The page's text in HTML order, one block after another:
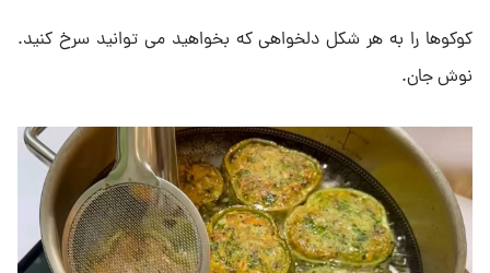
کوکوها را به هر شکل دلخواهی که بخواهید می توانید سرخ کنید.
نوش جان.